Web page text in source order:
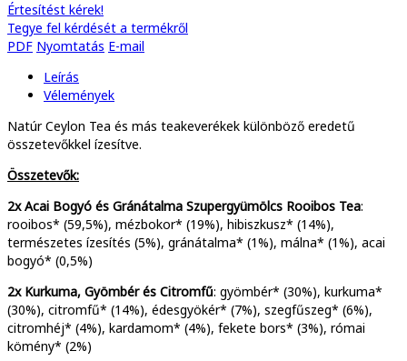
Értesítést kérek!
Tegye fel kérdését a termékről
PDF Nyomtatás E-mail
Leírás
Vélemények
Natúr Ceylon Tea és más teakeverékek különböző eredetű
összetevőkkel ízesítve.
Összetevők:
2x Acai Bogyó és Gránátalma Szupergyümölcs Rooibos Tea:
rooibos* (59,5%), mézbokor* (19%), hibiszkusz* (14%),
természetes ízesítés (5%), gránátalma* (1%), málna* (1%), acai
bogyó* (0,5%)
2x Kurkuma, Gyömbér és Citromfű: gyömbér* (30%), kurkuma*
(30%), citromfű* (14%), édesgyökér* (7%), szegfűszeg* (6%),
citromhéj* (4%), kardamom* (4%), fekete bors* (3%), római
kömény* (2%)